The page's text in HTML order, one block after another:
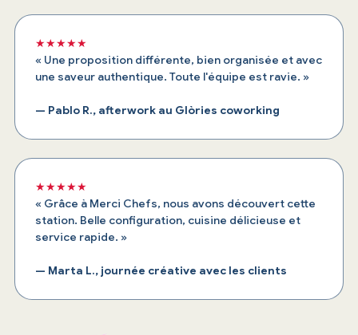
★★★★★
« Une proposition différente, bien organisée et avec
une saveur authentique. Toute l'équipe est ravie. »
— Pablo R., afterwork au Glòries coworking
★★★★★
« Grâce à Merci Chefs, nous avons découvert cette
station. Belle configuration, cuisine délicieuse et
service rapide. »
— Marta L., journée créative avec les clients